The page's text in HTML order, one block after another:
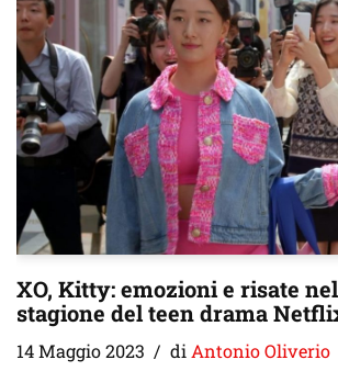
XO, Kitty: emozioni e risate
stagione del teen drama
14 Maggio 2023 di Antonio Oliverio